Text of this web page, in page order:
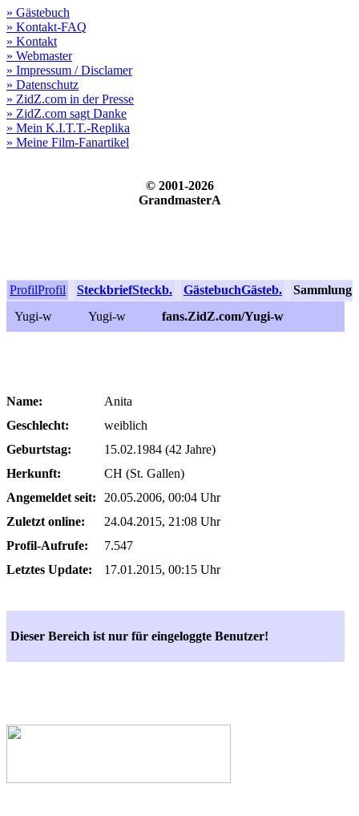
» Gästebuch
» Kontakt-FAQ
» Kontakt
» Webmaster
» Impressum / Disclamer
» Datenschutz
» ZidZ.com in der Presse
» ZidZ.com sagt Danke
» Mein K.I.T.T.-Replika
» Meine Film-Fanartikel
© 2001-2026
GrandmasterA
ProfilProfil SteckbriefSteckb. GästebuchGästeb. Sammlung
Yugi-w
Yugi-w fans.ZidZ.com/Yugi-w
Name:
Anita
Geschlecht:
weiblich
Geburtstag:
15.02.1984 (42 Jahre)
Herkunft:
CH (St. Gallen)
Angemeldet seit:
20.05.2006, 00:04 Uhr
Zuletzt online:
24.04.2015, 21:08 Uhr
Profil-Aufrufe:
7.547
Letztes Update:
17.01.2015, 00:15 Uhr
Dieser Bereich ist nur für eingeloggte Benutzer!